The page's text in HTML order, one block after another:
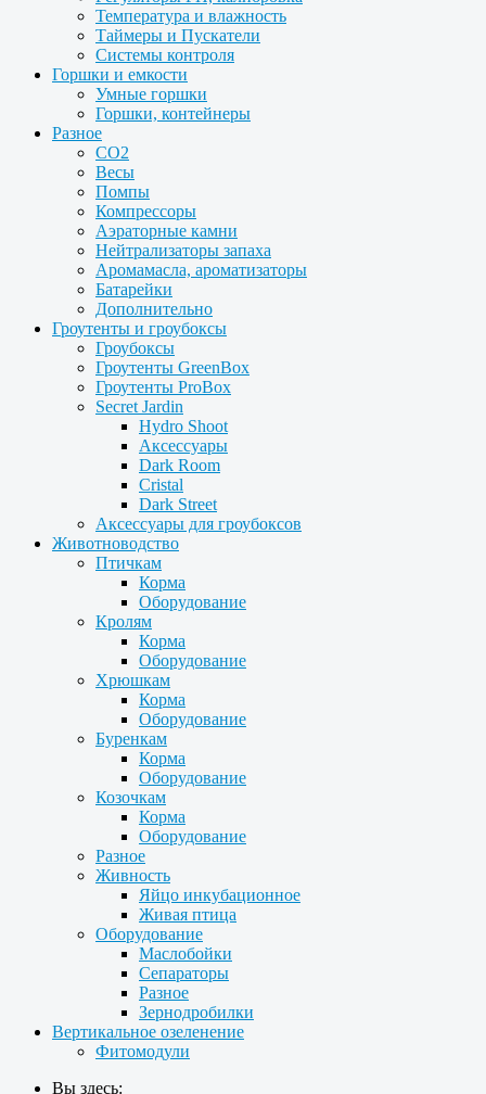
Температура и влажность
Таймеры и Пускатели
Системы контроля
Горшки и емкости
Умные горшки
Горшки, контейнеры
Разное
CO2
Весы
Помпы
Компрессоры
Аэраторные камни
Нейтрализаторы запаха
Аромамасла, ароматизаторы
Батарейки
Дополнительно
Гроутенты и гроубоксы
Гроубоксы
Гроутенты GreenBox
Гроутенты ProBox
Secret Jardin
Hydro Shoot
Аксессуары
Dark Room
Cristal
Dark Street
Аксессуары для гроубоксов
Животноводство
Птичкам
Корма
Оборудование
Кролям
Корма
Оборудование
Хрюшкам
Корма
Оборудование
Буренкам
Корма
Оборудование
Козочкам
Корма
Оборудование
Разное
Живность
Яйцо инкубационное
Живая птица
Оборудование
Маслобойки
Сепараторы
Разное
Зернодробилки
Вертикальное озеленение
Фитомодули
Вы здесь: